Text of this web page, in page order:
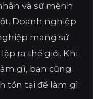
và sứ mệnh
Doanh nghiệp
mang sứ
ra thế giới. Khi
gì, bạn cũng
tồn tại để làm gì.